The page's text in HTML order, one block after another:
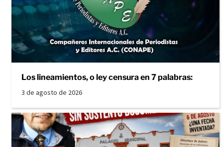
Los lineamientos, o ley censura en 7 palabras:
3 de agosto de 2026